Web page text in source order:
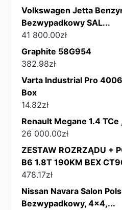
Volkswagen Jetta
Bezwypadkowy SAL...
41 800.00zł
Graphite 58G954
382.98zł
Varta Industrial Pro
Box
14.82zł
Renault Megane 1.4 TCe
26 000.00zł
ZESTAW ROZRZĄDU +
B6 1.8T 190KM BEX
478.17zł
Nissan Navara Salon
Bezwypadkowy, 4x4,...